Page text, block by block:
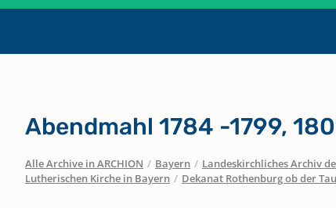
Abendmahl 1784 -1799,
Alle Archive in ARCHION / Bayern / Landeskirchliches Archiv
Lutherischen Kirche in Bayern / Dekanat Rothenburg ob der